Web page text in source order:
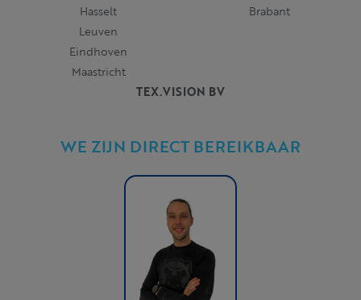
TEX.VISION BV
WE ZIJN DIRECT BEREIKBAAR
Hasselt
Leuven
Eindhoven
Maastricht
Brabant